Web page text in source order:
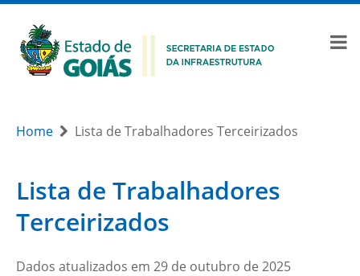
Home Lista de Trabalhadores Terceirizados
Lista de Trabalhadores
Terceirizados
Dados atualizados em 29 de outubro de 2025